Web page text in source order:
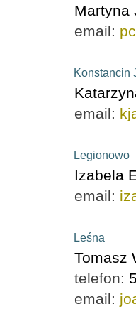
Martyna
email:
Konstancin
email:
Legionowo
Izabela
email:
Leśna
Tomasz
telefon:
email: